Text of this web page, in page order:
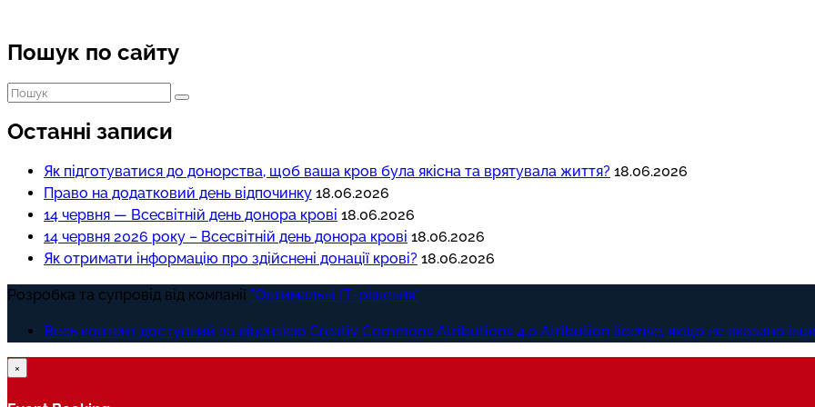
Пошук по сайту
Останні записи
Як підготуватися до донорства, щоб ваша кров була якісна та врятувала життя? 18.06.2026
Право на додатковий день відпочинку 18.06.2026
14 червня — Всесвітній день донора крові 18.06.2026
14 червня 2026 року – Всесвітній день донора крові 18.06.2026
Як отримати інформацію про здійснені донації крові? 18.06.2026
Розробка та супровід від компанії "Оптимальні ІТ-рішення"
Весь контент доступний за ліцензією Creativ Commons Atributions 4.0 Atribution license, якщо не вказано
×